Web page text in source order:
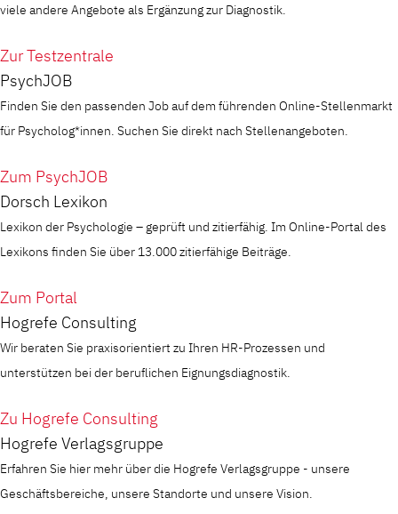
viele andere Angebote als Ergänzung zur Diagnostik.
Zur Testzentrale
PsychJOB
Finden Sie den passenden Job auf dem führenden Online-Stellenmarkt
für Psycholog*innen. Suchen Sie direkt nach Stellenangeboten.
Zum PsychJOB
Dorsch Lexikon
Lexikon der Psychologie – geprüft und zitierfähig. Im Online-Portal des
Lexikons finden Sie über 13.000 zitierfähige Beiträge.
Zum Portal
Hogrefe Consulting
Wir beraten Sie praxisorientiert zu Ihren HR-Prozessen und
unterstützen bei der beruflichen Eignungsdiagnostik.
Zu Hogrefe Consulting
Hogrefe Verlagsgruppe
Erfahren Sie hier mehr über die Hogrefe Verlagsgruppe - unsere
Geschäftsbereiche, unsere Standorte und unsere Vision.